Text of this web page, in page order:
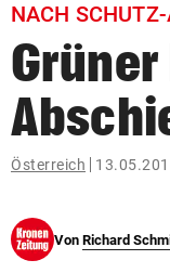
bookmark
search
Suchbegriff
eingeben
© Krone Multimedia
NACH
Österreich
Von Richard